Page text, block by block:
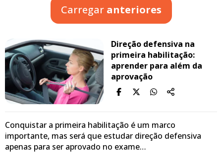
Carregar anteriores
Direção defensiva na
primeira habilitação:
aprender para além da
aprovação
Conquistar a primeira habilitação é um marco
importante, mas será que estudar direção defensiva
apenas para ser aprovado no exame…